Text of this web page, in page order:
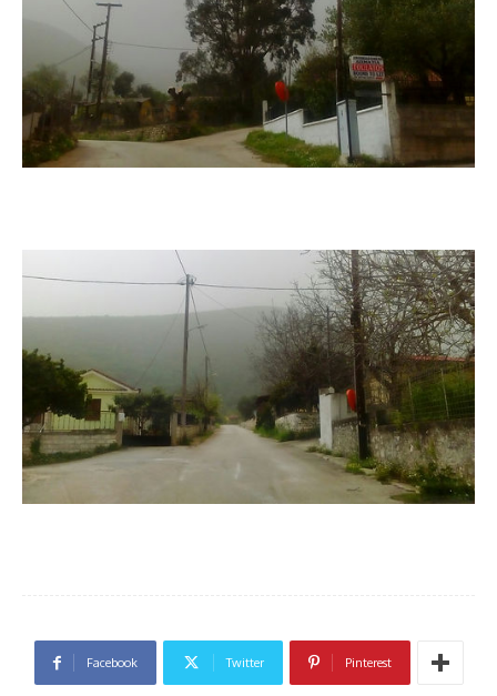
Facebook Twitter Pinterest